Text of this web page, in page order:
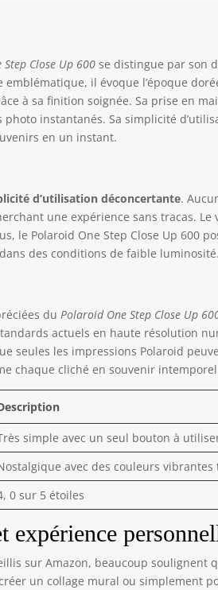
Close Up 600 se distingue par son
il évoque l’époque
à sa finition soignée. Sa prise en
instantanés. Sa simplicité
en un instant.
d’utilisation déconcertante.
une expérience sans tracas.
le Polaroid One Step Close Up 600
des conditions de faible luminosité.
duPolaroid One Step Close Up
actuels en haute résolution
seules les impressions Polaroid
chaque cliché en souvenir
simple avec un seul bouton à
avec des couleurs
0 sur 5 étoiles
expérience
sur Amazon, beaucoup soulignent
un collage mural ou simplement